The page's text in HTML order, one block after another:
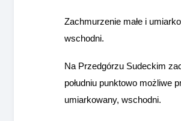
Zachmurzenie małe i
wschodni.
Na Przedgórzu Sudeckim
południu punktowo możliwe
umiarkowany, wschodni.